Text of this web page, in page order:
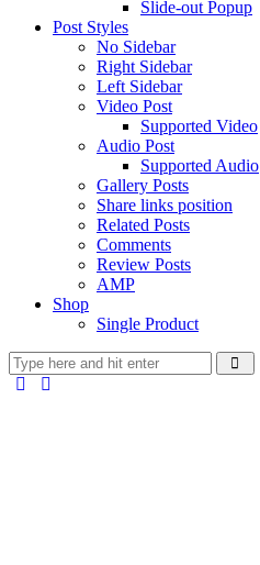
Slide-out Popup
Post Styles
No Sidebar
Right Sidebar
Left Sidebar
Video Post
Supported Video
Audio Post
Supported Audio
Gallery Posts
Share links position
Related Posts
Comments
Review Posts
AMP
Shop
Single Product